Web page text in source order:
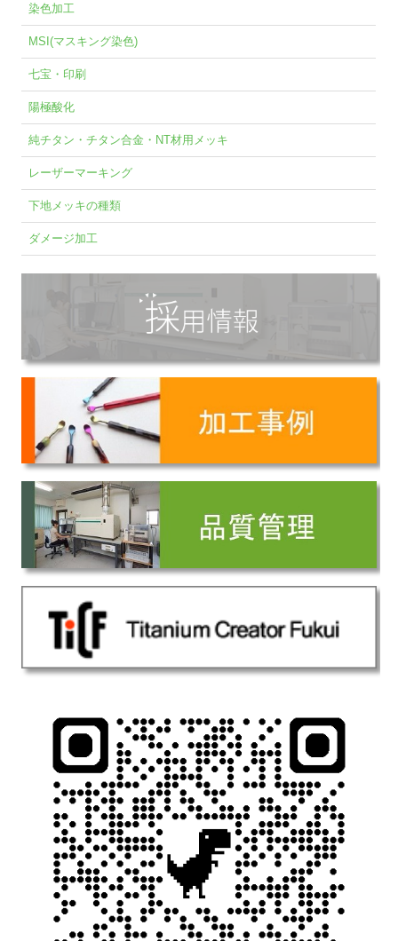
染色加工
MSI(マスキング染色)
七宝・印刷
陽極酸化
純チタン・チタン合金・NT材用メッキ
レーザーマーキング
下地メッキの種類
ダメージ加工